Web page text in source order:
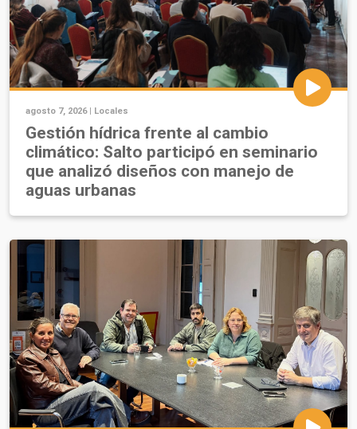
agosto 7, 2026 | Locales
Gestión hídrica frente al cambio
climático: Salto participó en seminario
que analizó diseños con manejo de
aguas urbanas